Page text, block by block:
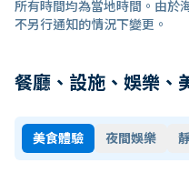
所有時間均為當地時間。由於
不另行通知的情況下變更。
餐廳、設施、娛樂、
美食體驗 夜間娛樂